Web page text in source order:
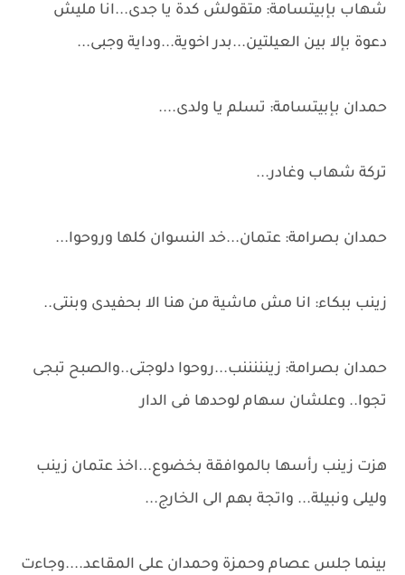
شهاب بإبيتسامة: متقولش كدة يا جدى...انا مليش
دعوة بإلا بين العيلتين...بدر اخوية...وداية وجبى...
حمدان بإبيتسامة: تسلم يا ولدى....
تركة شهاب وغادر...
حمدان بصرامة: عتمان...خد النسوان كلها وروحوا...
زينب ببكاء: انا مش ماشية من هنا الا بحفيدى وبنتى..
حمدان بصرامة: زينننننب...روحوا دلوجتى..والصبح تبجى
تجوا.. وعلشان سهام لوحدها فى الدار
هزت زينب رأسها بالموافقة بخضوع...اخذ عتمان زينب
وليلى ونبيلة... واتجة بهم الى الخارج...
بينما جلس عصام وحمزة وحمدان على المقاعد....وجاءت